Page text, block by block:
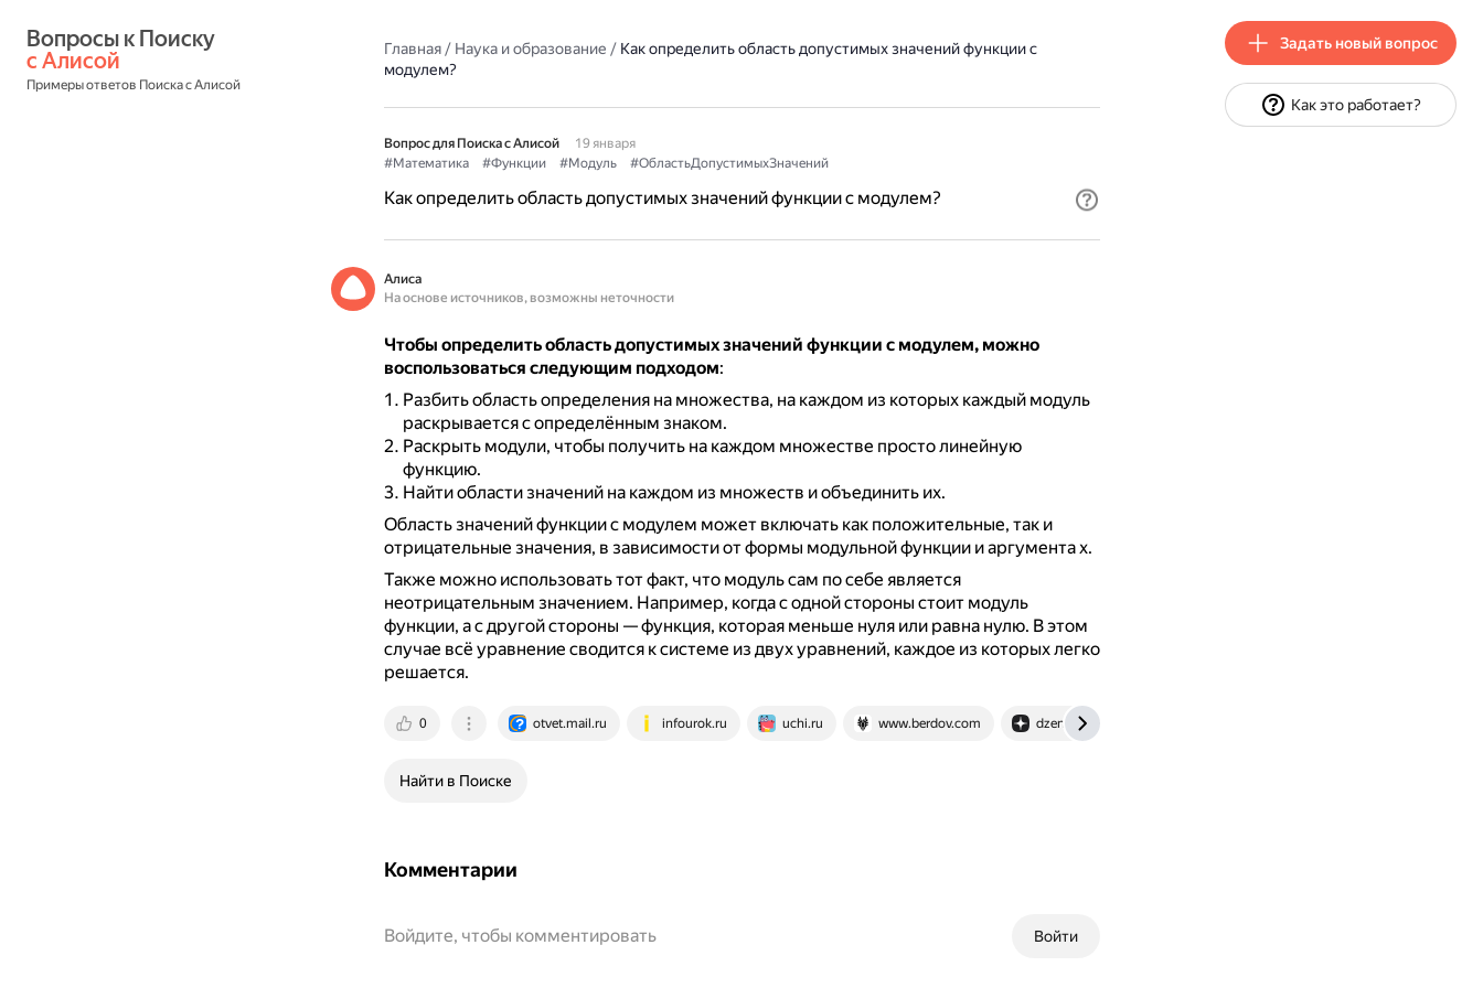
с Алисой
Примеры ответов Поиска с Алисой
Главная/ Наука и образование / Как определить область допустимых значений функции с
модулем?
Вопрос для Поиска с Алисой
19 января
#Математика
#Функции #Модуль #ОбластьДопустимыхЗначений
Как определить область допустимых значений функции с модулем?
Алиса
На основе источников, возможны неточности
Чтобы определить область допустимых значений функции с модулем, можно
воспользоваться следующим подходом:
Разбить область определения на множества, на каждом из которых каждый модуль
раскрывается с определённым знаком.
Раскрыть модули, чтобы получить на каждом множестве просто линейную
функцию.
Найти области значений на каждом из множеств и объединить их.
Область значений функции с модулем может включать как положительные, так и
отрицательные значения, в зависимости от формы модульной функции и аргумента x.
Также можно использовать тот факт, что модуль сам по себе является
неотрицательным значением. Например, когда с одной стороны стоит модуль
функции, а с другой стороны — функция, которая меньше нуля или равна нулю. В этом
случае всё уравнение сводится к системе из двух уравнений, каждое из которых легко
решается.
0 otvet.mail.ru infourok.ru uchi.ru www.berdov.com dzen.ru
Найти в Поиске
Комментарии
Войти
Войдите, чтобы комментировать
Задать новый вопрос
Как это работает?